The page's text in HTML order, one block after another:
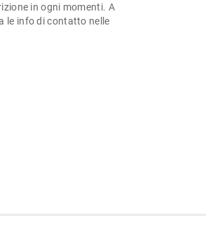
in ogni momenti. A
le info di contatto nelle